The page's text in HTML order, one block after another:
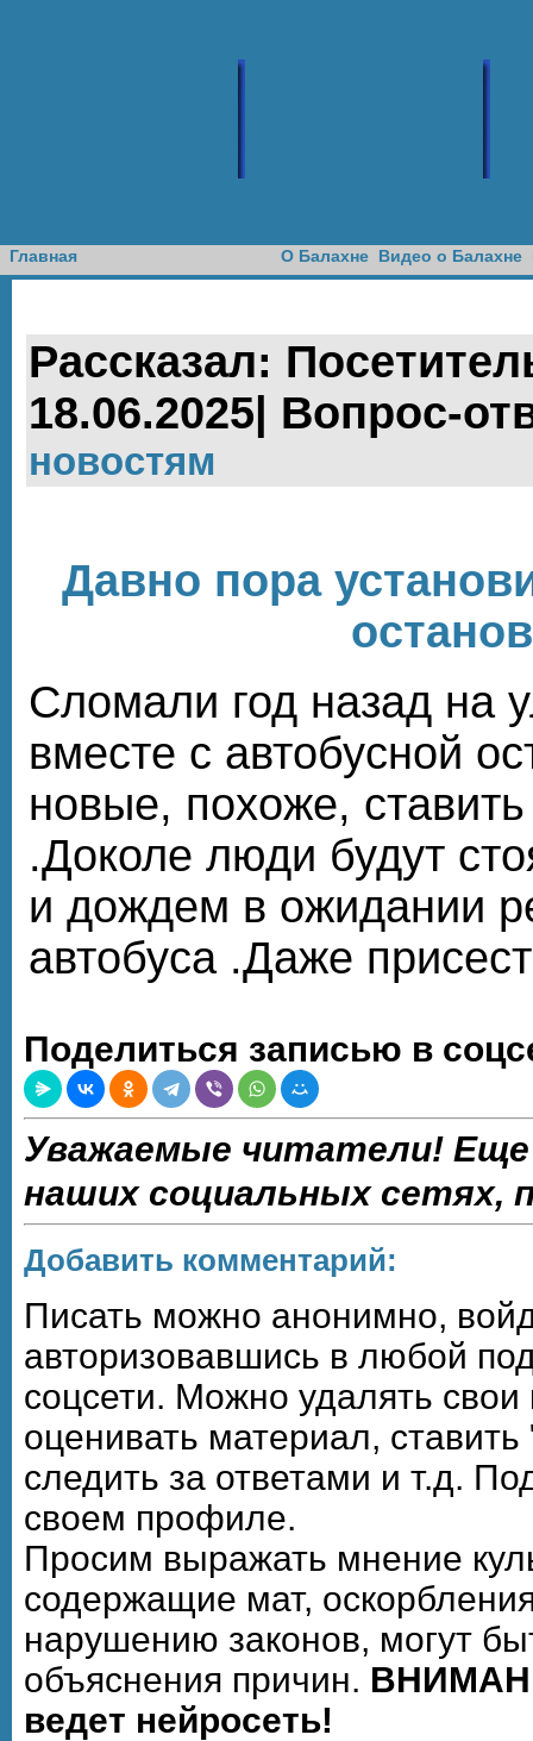
Главная О Балахне Видео о Балахне
Рассказал:
18.06.2025| Вопрос-
новостям
Давно пора
Сломали год назад на
вместе с автобусной
новые, похоже,
.Доколе люди будут
и дождем в ожидании
автобуса .Даже
Поделиться записью в
Уважаемые читатели!
наших социальных сетях,
Добавить комментарий:
Писать можно анонимно,
авторизовавшись в любой
соцсети. Можно удалять
оценивать материал, ставить
следить за ответами и т.д.
своем профиле.
Просим выражать мнение
содержащие мат,
нарушению законов, могут
объяснения причин.
ведет нейросеть!